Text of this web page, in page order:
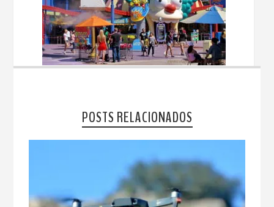
POSTS RELACIONADOS